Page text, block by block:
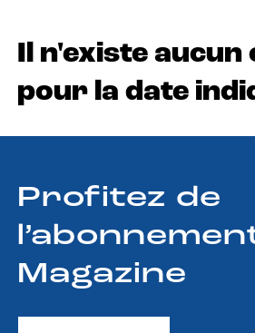
Il n'existe
pour la date
Profitez de
Magazine